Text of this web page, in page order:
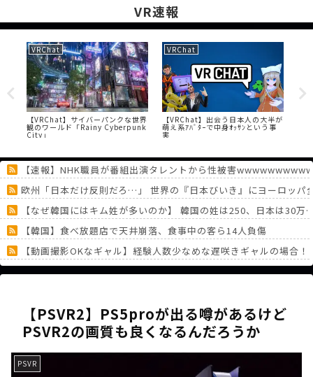
VR速報
VRChat
【VRChat】サイバーパンクな世界
観のワールド「Rainy Cyberpunk
City」
VRChat
【VRChat】出会う日本人の大半が
萌え系ｱﾊﾞﾀｰで中身ｵｯｻﾝという事
実
【速報】NHK職員が番組出演タレントから性被害
欧州「日本だけ反則だろ…」 世界の『日本びいき』にヨーロッパ
【なぜ韓国にはキム姓が多いのか】 韓国の姓は250、日本は30
【韓国】食べ放題店で天井崩落、食事中の客ら14人負傷
【動画撮影OKなギャル】経験人数少なめな遅咲きギャルの場合！
任天堂決算『トモコレわくわく生活』は販売本数794万本、『ぽ
《どうしてこうなった！？》「フリーレン一番くじ」を記念に
《人気No.1は誰だ？》順位でまさかの下剋上！？「魔族達のラ
《未だ謎多きキャラ達の順位》：「女神の石碑編」＆「帝国編
《アニメ2期＆3期が強い》「神技のレヴォルテ編」・「黄金郷
【PSVR2】PS5proが出る噂があるけど
PSVR2の画質も良くなるんだろうか
PSVR